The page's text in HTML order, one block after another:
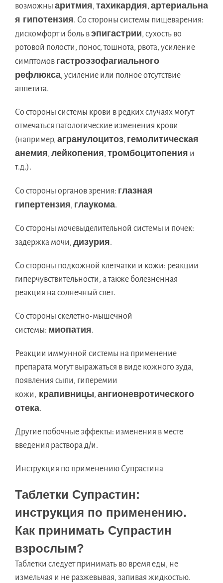
возможны аритмия, тахикардия, артериальна
я гипотензия. Со стороны системы пищеварения:
дискомфорт и боль вэпигастрии, сухость во
ротовой полости, понос, тошнота, рвота, усиление
симптомов гастроэзофагиального
рефлюкса, усиление или полное отсутствие
аппетита.
Со стороны системы крови в редких случаях могут
отмечаться патологические изменения крови
(например, агранулоцитоз, гемолитическая
анемия, лейкопения, тромбоцитопения и
т.д.).
Со стороны органов зрения: глазная
гипертензия, глаукома.
Со стороны мочевыделительной системы и почек:
задержка мочи, дизурия.
Со стороны подкожной клетчатки и кожи: реакции
гиперчувствительности, а также болезненная
реакция на солнечный свет.
Со стороны скелетно-мышечной
системы: миопатия.
Реакции иммунной системы на применение
препарата могут выражаться в виде кожного зуда,
появления сыпи, гиперемии
кожи, крапивницы, ангионевротического
отека.
Другие побочные эффекты: изменения в месте
введения раствора д/и.
Инструкция по применению Супрастина
Таблетки Супрастин:
инструкция по применению.
Как принимать Супрастин
взрослым?
Таблетки следует принимать во время еды, не
измельчая и не разжевывая, запивая жидкостью.